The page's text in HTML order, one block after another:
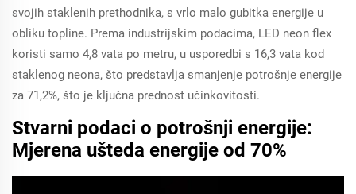
svojih staklenih prethodnika, s vrlo malo gubitka energije u
obliku topline. Prema industrijskim podacima, LED neon flex
koristi samo 4,8 vata po metru, u usporedbi s 16,3 vata kod
staklenog neona, što predstavlja smanjenje potrošnje energije
za 71,2%, što je ključna prednost učinkovitosti.
Stvarni podaci o potrošnji energije:
Mjerena ušteda energije od 70%